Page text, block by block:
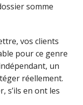
somme
vos clients
pour ce genre
un
réellement.
s’ils en ont les